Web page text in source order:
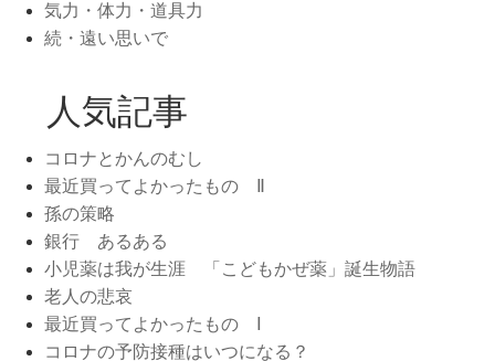
気力・体力・道具力
続・遠い思いで
人気記事
コロナとかんのむし
最近買ってよかったもの Ⅱ
孫の策略
銀行 あるある
小児薬は我が生涯 「こどもかぜ薬」誕生物語
老人の悲哀
最近買ってよかったもの Ⅰ
コロナの予防接種はいつになる？